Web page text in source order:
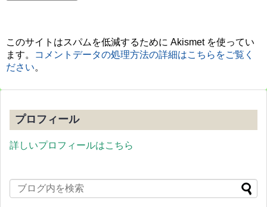
このサイトはスパムを低減するために Akismet を使ってい
ます。
コメントデータの処理方法の詳細はこちらをご覧く
ださい。
プロフィール
詳しいプロフィールはこちら